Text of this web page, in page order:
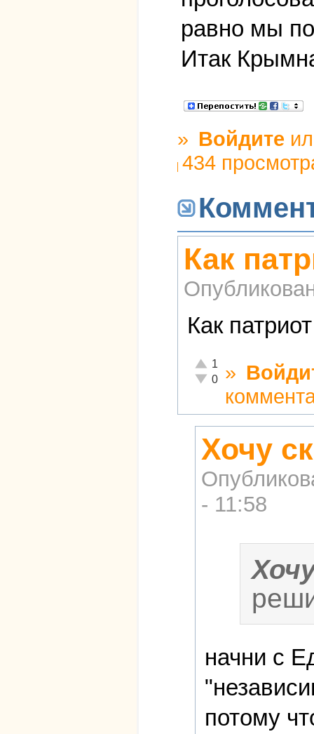
равно мы
Итак
» Войдите
434
Как
Как
Отлично!
1
Неадекватно!
0 »
Хочу
- 11:58
начни с
потому